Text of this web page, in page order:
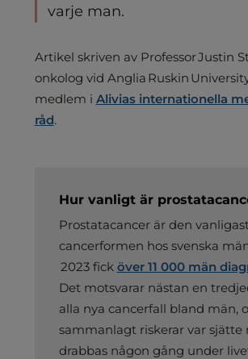
varje man.
Artikel skriven av Professor Justin
onkolog vid Anglia Ruskin
medlem i Alivias internationella
råd.
Hur vanligt är
Prostatacancer är den
cancerformen hos svenska
2023 fick över 11 000 män
Det motsvarar nästan en
alla nya cancerfall bland män,
sammanlagt riskerar var sjätte
drabbas någon gång under